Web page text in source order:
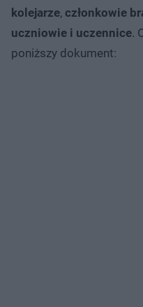
kolejarze, członkowie
uczniowie i uczennice.
poniższy dokument: